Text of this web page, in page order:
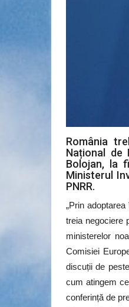
România
Național de
Bolojan, la
Ministerul
PNRR.
„Prin
treia negociere
ministerelor
Comisiei
discuții de
cum atingem
conferință de